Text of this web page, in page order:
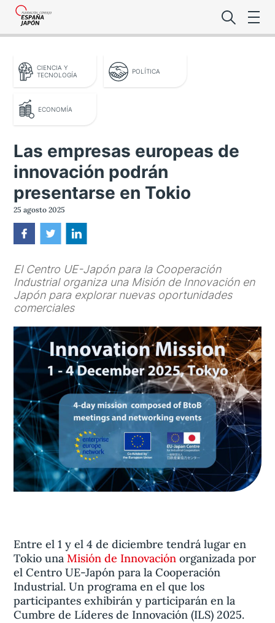
Foro
Aviso legal
de privacidad
Contacta
CIENCIA Y
TECNOLOGÍA
POLÍTICA
ECONOMÍA
Las empresas europeas de
innovación podrán
presentarse en Tokio
25 agosto 2025
El Centro UE-Japón para la Cooperación
Industrial organiza una Misión de Innovación en
Japón para explorar nuevas oportunidades
comerciales
Entre el 1 y el 4 de diciembre tendrá lugar en
Tokio unaMisión de Innovación organizada por
el Centro UE-Japón para la Cooperación
Industrial. Un programa en el que los
participantes exhibirán y participarán en la
Cumbre de Líderes de Innovación (ILS) 2025.